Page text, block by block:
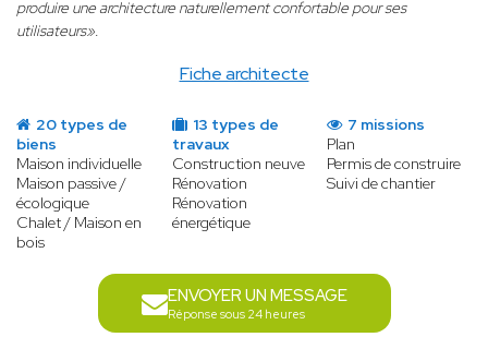
Fiche architecte
produire une architecture naturellement confortable pour ses
utilisateurs».
20 types de
biens
Maison individuelle
Maison passive /
écologique
Chalet / Maison en
bois
13 types de
travaux
Construction neuve
Rénovation
Rénovation
énergétique
7 missions
Plan
Permis de construire
Suivi de chantier
ENVOYER UN MESSAGE
Réponse sous 24 heures